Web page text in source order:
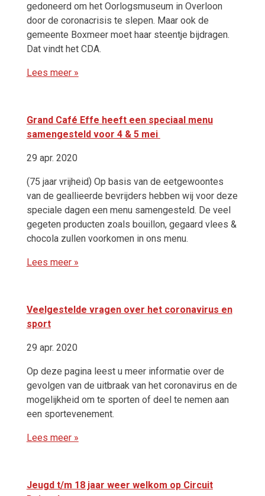
gedoneerd om het Oorlogsmuseum in Overloon
door de coronacrisis te slepen. Maar ook de
gemeente Boxmeer moet haar steentje bijdragen.
Dat vindt het CDA.
Lees meer »
Grand Café Effe heeft een speciaal menu
samengesteld voor 4 & 5 mei
29 apr. 2020
(75 jaar vrijheid) Op basis van de eetgewoontes
van de geallieerde bevrijders hebben wij voor deze
speciale dagen een menu samengesteld. De veel
gegeten producten zoals bouillon, gegaard vlees &
chocola zullen voorkomen in ons menu.
Lees meer »
Veelgestelde vragen over het coronavirus en
sport
29 apr. 2020
Op deze pagina leest u meer informatie over de
gevolgen van de uitbraak van het coronavirus en de
mogelijkheid om te sporten of deel te nemen aan
een sportevenement.
Lees meer »
Jeugd t/m 18 jaar weer welkom op Circuit